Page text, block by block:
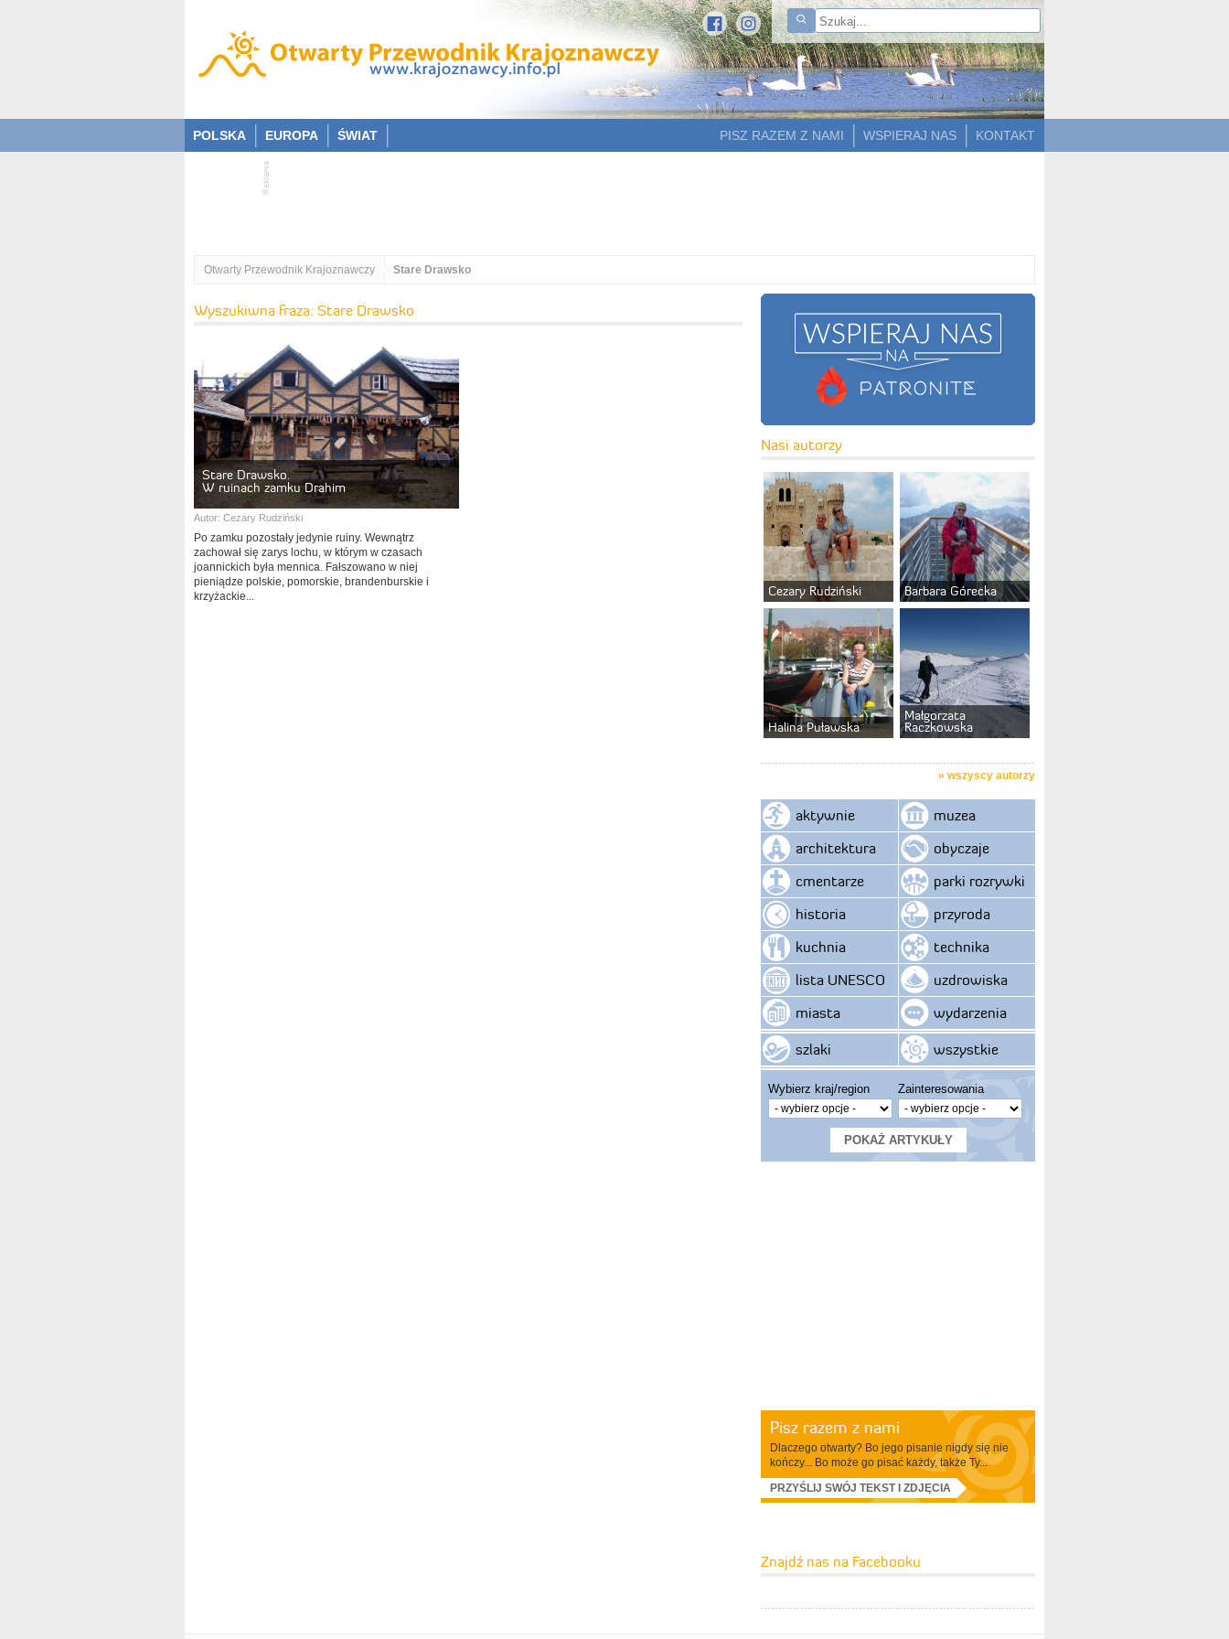
POLSKA EUROPA ŚWIAT KONTAKT
WSPIERAJ NAS
PISZ RAZEM Z NAMI
Otwarty Przewodnik Krajoznawczy Stare Drawsko
Wyszukiwna fraza: Stare Drawsko
Stare Drawsko.
W ruinach zamku Drahim
Autor: Cezary Rudziński
Po zamku pozostały jedynie ruiny. Wewnątrz
zachował się zarys lochu, w którym w czasach
joannickich była mennica. Fałszowano w niej
pieniądze polskie, pomorskie, brandenburskie i
krzyżackie...
Nasi autorzy
Cezary Rudziński Barbara Górecka
Halina Puławska
Małgorzata
Raczkowska
» wszyscy autorzy
aktywnie
architektura
cmentarze
historia
kuchnia
lista UNESCO
miasta
szlaki
muzea
obyczaje
parki rozrywki
przyroda
technika
uzdrowiska
wydarzenia
wszystkie
Wybierz kraj/region Zainteresowania
Pisz razem z nami
Dlaczego otwarty? Bo jego pisanie nigdy się nie
kończy... Bo może go pisać każdy, także Ty...
PRZYŚLIJ SWÓJ TEKST I ZDJĘCIA
Znajdź nas na Facebooku